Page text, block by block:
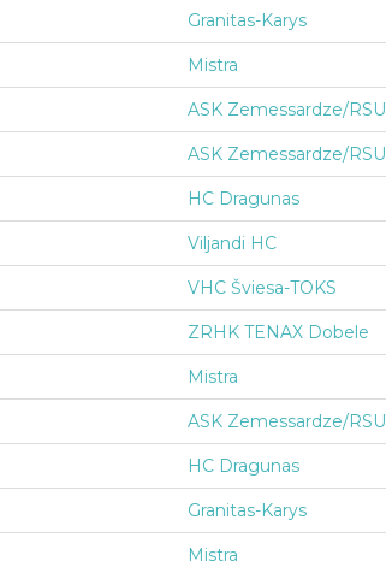
Granitas-Karys
Mistra
ASK Zemessardze/RSU
ASK Zemessardze/RSU
HC Dragunas
Viljandi HC
VHC Šviesa-TOKS
ZRHK TENAX Dobele
Mistra
ASK Zemessardze/RSU
HC Dragunas
Granitas-Karys
Mistra